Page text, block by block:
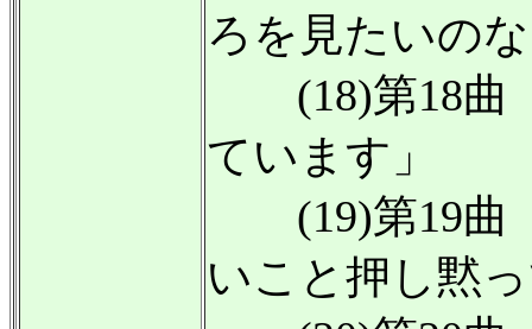
ろを見たいの
(18)第18曲
ています」
(19)第19曲
いこと押し黙